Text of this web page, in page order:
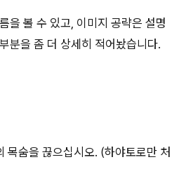
을 볼 수 있고, 이미지 공략은 설명
분을 좀 더 상세히 적어놨습니다.
목숨을 끊으십시오. (하야토로만 처